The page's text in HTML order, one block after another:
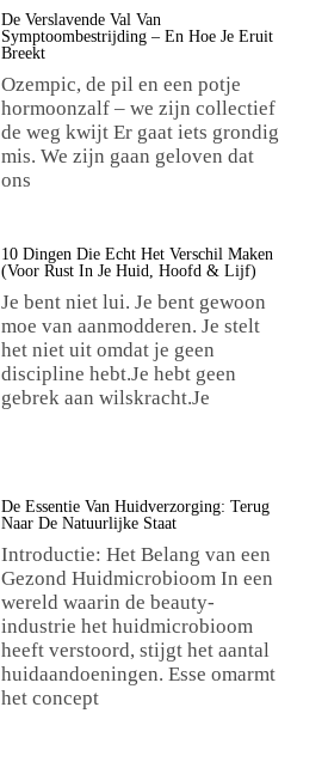
De Verslavende Val Van
Symptoombestrijding – En Hoe Je Eruit
Breekt
Ozempic, de pil en een potje
hormoonzalf – we zijn collectief
de weg kwijt Er gaat iets grondig
mis. We zijn gaan geloven dat
ons
10 Dingen Die Écht Het Verschil Maken
(voor Rust In Je Huid, Hoofd & Lijf)
Je bent niet lui. Je bent gewoon
moe van aanmodderen. Je stelt
het niet uit omdat je geen
discipline hebt.Je hebt geen
gebrek aan wilskracht.Je
De Essentie Van Huidverzorging: Terug
Naar De Natuurlijke Staat
Introductie: Het Belang van een
Gezond Huidmicrobioom In een
wereld waarin de beauty-
industrie het huidmicrobioom
heeft verstoord, stijgt het aantal
huidaandoeningen. Esse omarmt
het concept